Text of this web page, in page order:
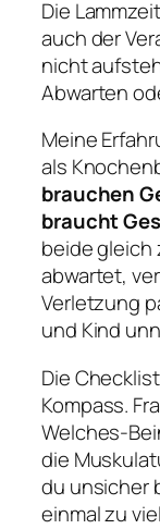
Die
auch der
nicht
Abwarten
Meine
als
brauchen
braucht
beide gleich
abwartet,
Verletzung
und Kind
Die
Kompass.
Welches-
die
du unsicher
einmal zu